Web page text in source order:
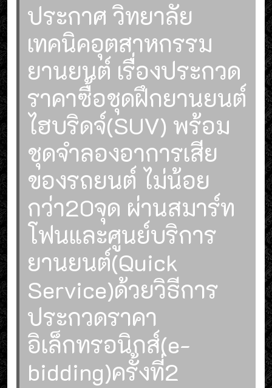
ประกาศ วิทยาลัย
เทคนิคอุตสาหกรรม
ยานยนต์ เรื่องประกวด
ราคาซื้อชุดฝึกยานยนต์
ไฮบริดจ์(SUV) พร้อม
ชุดจำลองอาการเสีย
ของรถยนต์ ไม่น้อย
กว่า20จุด ผ่านสมาร์ท
โฟนและศูนย์บริการ
ยานยนต์(Quick
Service)ด้วยวิธีการ
ประกวดราคา
อิเล็กทรอนิกส์(e-
bidding)ครั้งที่2